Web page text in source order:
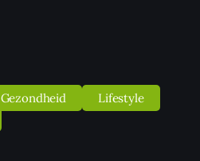
Gezondheid
Lifestyle